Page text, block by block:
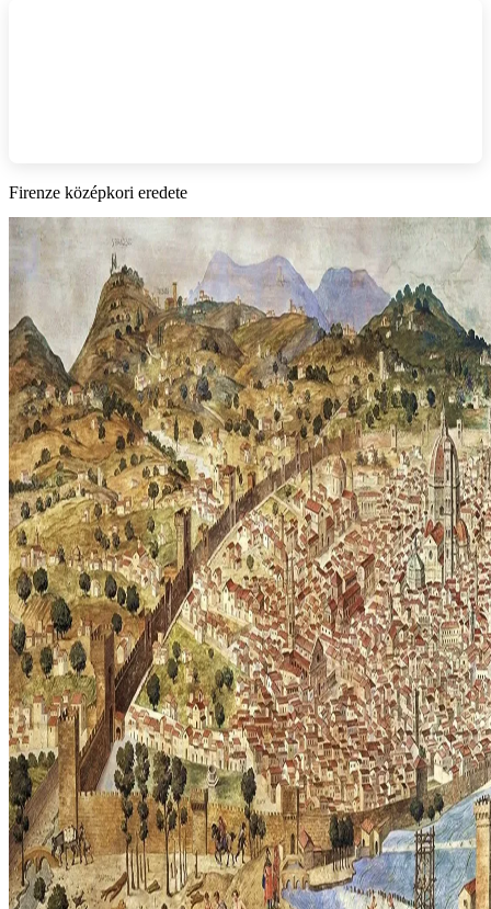
Firenze középkori eredete